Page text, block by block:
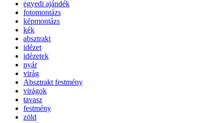
egyedi ajándék
fotomontázs
képmontázs
kék
absztrakt
idézet
idézetek
nyár
virág
Absztrakt festmény
virágok
tavasz
festmény
zöld